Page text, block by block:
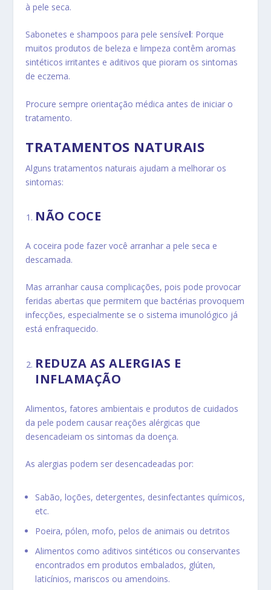
à pele seca.
Sabonetes e shampoos para pele sensível: Porque
muitos produtos de beleza e limpeza contêm aromas
sintéticos irritantes e aditivos que pioram os sintomas
de eczema.
Procure sempre orientação médica antes de iniciar o
tratamento.
TRATAMENTOS NATURAIS
Alguns tratamentos naturais ajudam a melhorar os
sintomas:
NÃO COCE
A coceira pode fazer você arranhar a pele seca e
descamada.
Mas arranhar causa complicações, pois pode provocar
feridas abertas que permitem que bactérias provoquem
infecções, especialmente se o sistema imunológico já
está enfraquecido.
REDUZA AS ALERGIAS E
INFLAMAÇÃO
Alimentos, fatores ambientais e produtos de cuidados
da pele podem causar reações alérgicas que
desencadeiam os sintomas da doença.
As alergias podem ser desencadeadas por:
Sabão, loções, detergentes, desinfectantes químicos,
etc.
Poeira, pólen, mofo, pelos de animais ou detritos
Alimentos como aditivos sintéticos ou conservantes
encontrados em produtos embalados, glúten,
laticínios, mariscos ou amendoins.